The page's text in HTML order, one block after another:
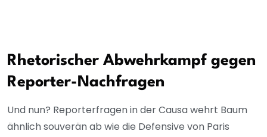
Rhetorischer Abwehrkampf gegen
Reporter-Nachfragen
Und nun? Reporterfragen in der Causa wehrt Baum
ähnlich souverän ab wie die Defensive von Paris